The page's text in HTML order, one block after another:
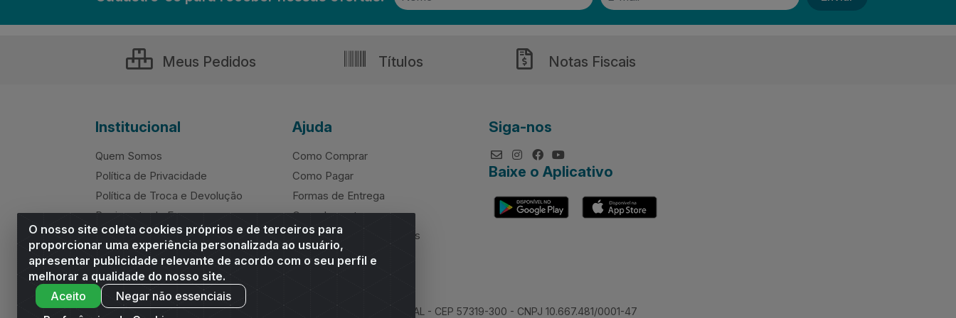
O nosso site coleta cookies próprios e de terceiros para
proporcionar uma experiência personalizada ao usuário,
apresentar publicidade relevante de acordo com o seu perfil e
melhorar a qualidade do nosso site.
Aceito
Negar não essenciais
Meus Pedidos Títulos Notas Fiscais
Institucional
Quem Somos
Política de Privacidade
Política de Troca e Devolução
Regimento do E-commerce
Andrade Online
Ajuda
Como Comprar
Como Pagar
Formas de Entrega
Cancelamentos
Ressarcimento de valores
Siga-nos
Baixe o Aplicativo
Andrade Distribuidor - ROD AL 110, n° 1401 - Sitio Moco, Arapiraca/AL - CEP 57319-300 - CNPJ 10.667.481/0001-47